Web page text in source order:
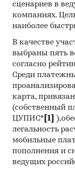
сценариев в
компаниях.
наиболее
В качестве
выбраны пять
согласно
Среди
карта,
(собственный
ЦУПИС* [1]
легальность
мобильные
пополнения и
ведущих